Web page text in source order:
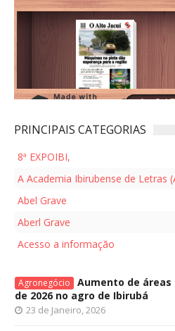
PRINCIPAIS CATEGORIAS
8ª EXPOIBI,
A Academia Ibirubense de Letras
Abel Grave
Aberl Grave
Acesso a informação
Agronegócio
Aumento de
de 2026 no agro de Ibirubá
23 de Janeiro, 2026